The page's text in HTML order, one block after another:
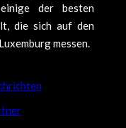
der besten
die sich auf den
messen.